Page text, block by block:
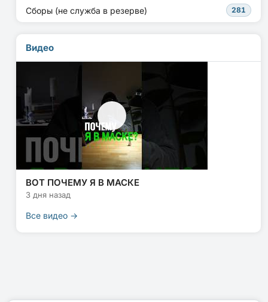
Сборы (не служба в резерве) 281
Видео
ВОТ ПОЧЕМУ Я В МАСКЕ
3 дня назад
Все видео →